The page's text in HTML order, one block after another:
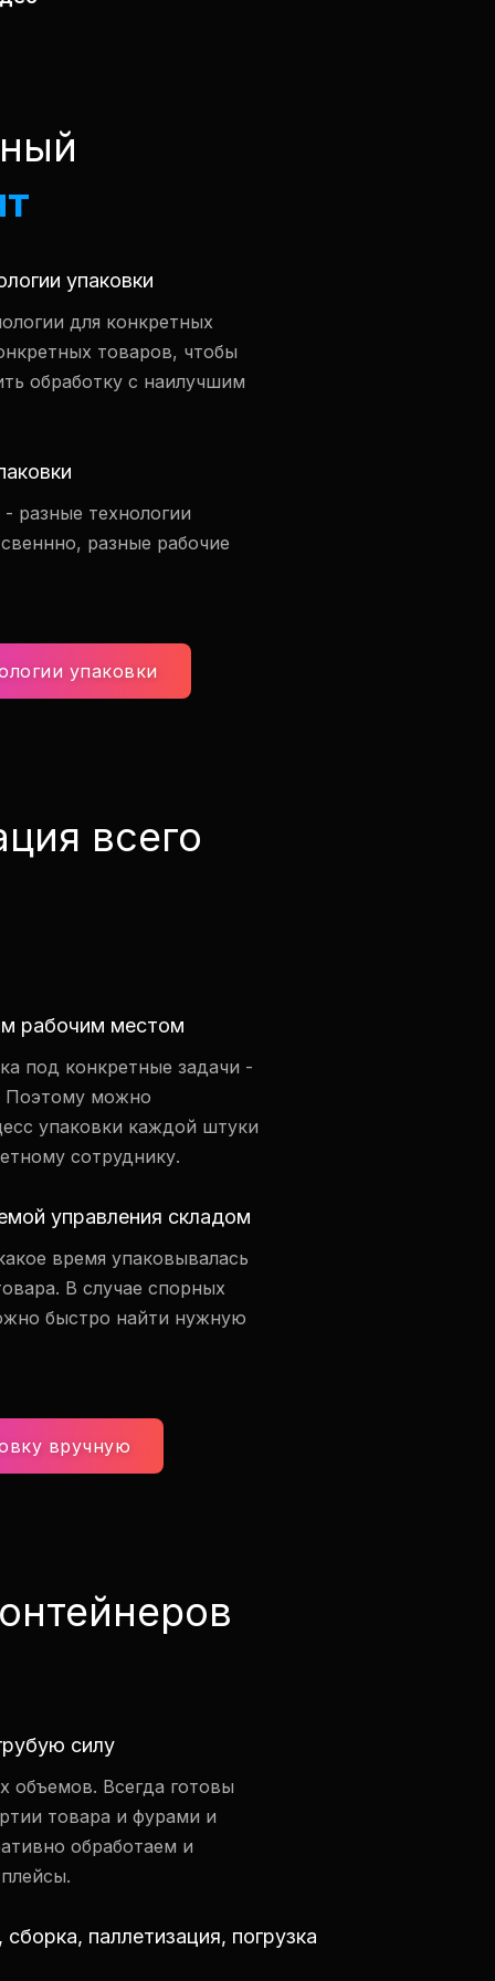
упаковки
для конкретных
товаров, чтобы
обработку с наилучшим
разные технологии
разные рабочие
упаковки
всего
рабочим местом
под конкретные задачи -
Поэтому можно
упаковки каждой штуки
сотруднику.
управления складом
время упаковывалась
В случае спорных
быстро найти нужную
вручную
силу
объемов. Всегда готовы
товара и фурами и
обработаем и
паллетизация, погрузка